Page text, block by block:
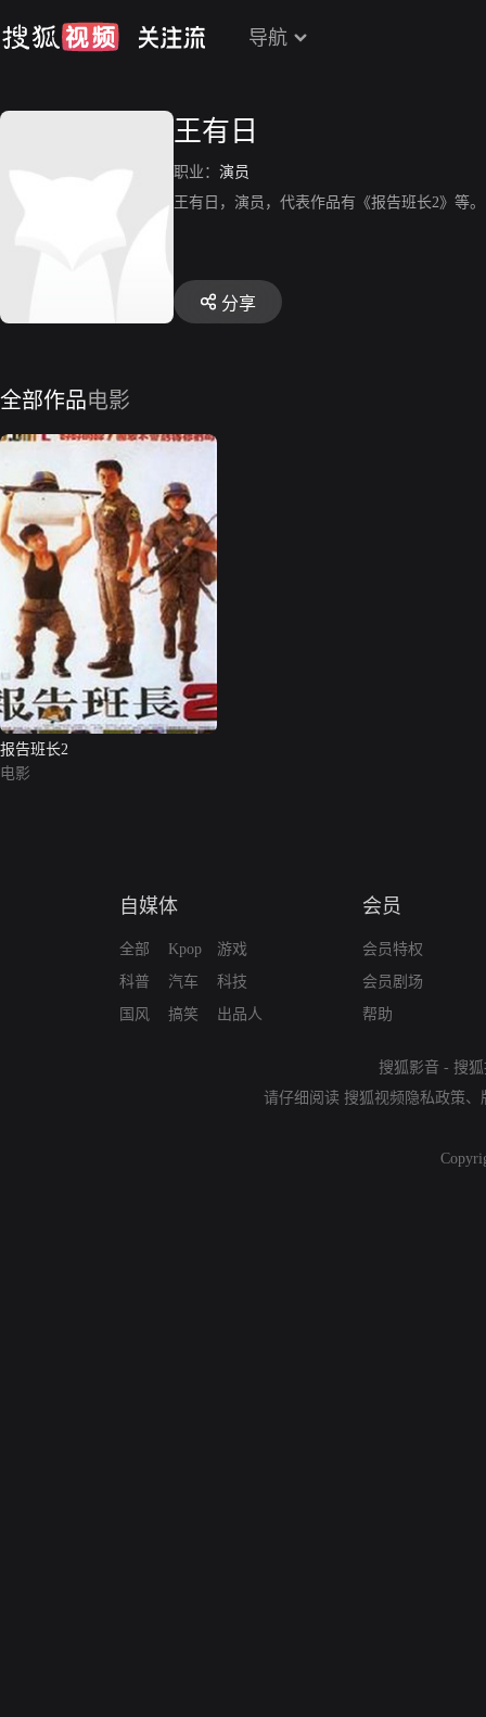
导航
王有日
职业： 演员
王有日，演员，代表作品有《报告班长2》等。
分享
全部作品电影
报告班长2
电影
自媒体
全部
科普
国风
Kpop
汽车
搞笑
游戏
科技
出品人
会员
会员特权
会员剧场
帮助
搜狐影音 - 搜
请仔细阅读 搜狐视频隐私政策、